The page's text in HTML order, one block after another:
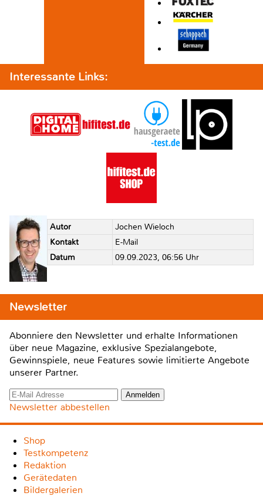
Interessante Links:
Autor
Jochen Wieloch
Kontakt
E-Mail
Datum
09.09.2023, 06:56 Uhr
Newsletter
Abonniere den Newsletter und erhalte Informationen
über neue Magazine, exklusive Spezialangebote,
Gewinnspiele, neue Features sowie limitierte Angebote
unserer Partner.
Newsletter abbestellen
Shop
Testkompetenz
Redaktion
Gerätedaten
Bildergalerien